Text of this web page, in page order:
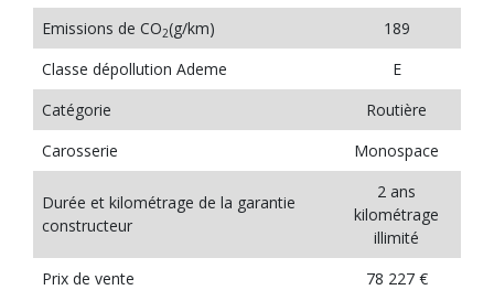
Emissions de CO2(g/km)
189
Classe dépollution Ademe
E
Catégorie
Routière
Carosserie
Monospace
Durée et kilométrage de la garantie
constructeur
2 ans
kilométrage
illimité
Prix de vente
78 227 €